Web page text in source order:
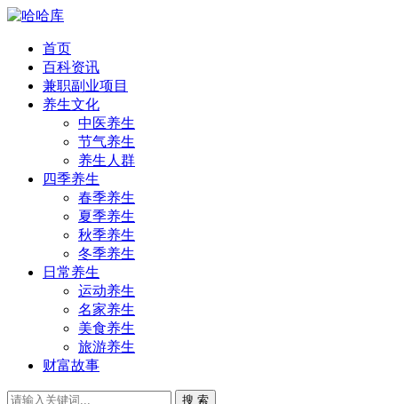
首页
百科资讯
兼职副业项目
养生文化
中医养生
节气养生
养生人群
四季养生
春季养生
夏季养生
秋季养生
冬季养生
日常养生
运动养生
名家养生
美食养生
旅游养生
财富故事
搜 索